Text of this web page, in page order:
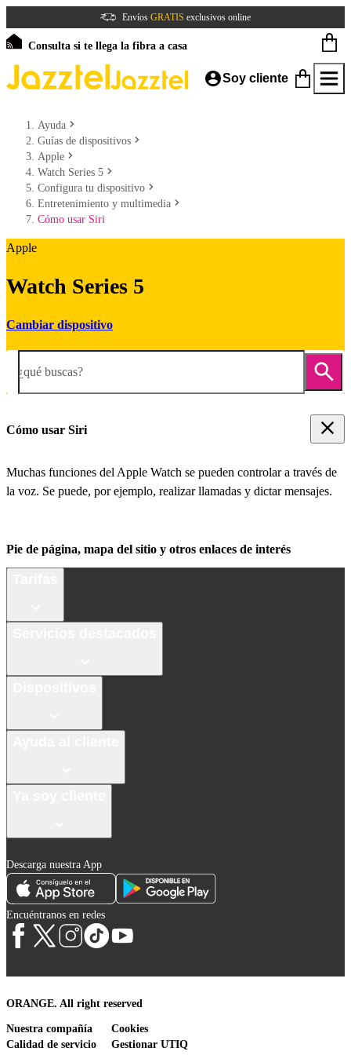
Envíos GRATIS exclusivos online
Consulta si te llega la fibra a casa
Soy cliente
Ayuda
Guías de dispositivos
Apple
Watch Series 5
Configura tu dispositivo
Entretenimiento y multimedia
Cómo usar Siri
Apple
Watch Series 5
Cambiar dispositivo
¿qué buscas?
Cómo usar Siri
Muchas funciones del Apple Watch se pueden controlar a través de
la voz. Se puede, por ejemplo, realizar llamadas y dictar mensajes.
Pie de página, mapa del sitio y otros enlaces de interés
Descarga nuestra App
Encuéntranos en redes
ORANGE. All right reserved
Nuestra compañía
Calidad de servicio
Cookies
Gestionar UTIQ